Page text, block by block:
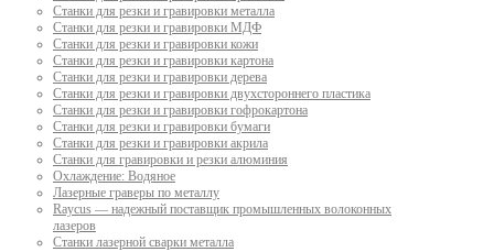
Станки для резки и гравировки металла
Станки для резки и гравировки МДФ
Станки для резки и гравировки кожи
Станки для резки и гравировки картона
Станки для резки и гравировки дерева
Станки для резки и гравировки двухстороннего пластика
Станки для резки и гравировки гофрокартона
Станки для резки и гравировки бумаги
Станки для резки и гравировки акрила
Станки для гравировки и резки алюминия
Охлаждение: Водяное
Лазерные граверы по металлу
Raycus — надежный поставщик промышленных волоконных
лазеров
Cтанки лазерной сварки металла